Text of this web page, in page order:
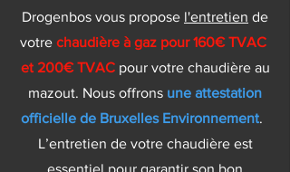
Drogenbos vous propose l'entretien de
votre chaudière à gaz pour 160€ TVAC
et 200€ TVACpour votre chaudière au
mazout. Nous offrons une attestation
officielle de Bruxelles Environnement.
L’entretien de votre chaudière est
essentiel pour garantir son bon